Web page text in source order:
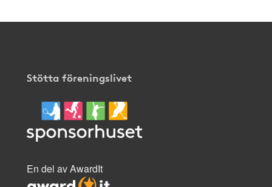
Stötta föreningslivet
En del av AwardIt